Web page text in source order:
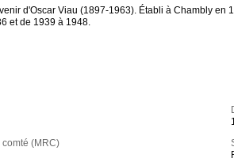
d'Oscar Viau (1897-1963). Établi à Chambly
et de 1939 à 1948.
(MRC)